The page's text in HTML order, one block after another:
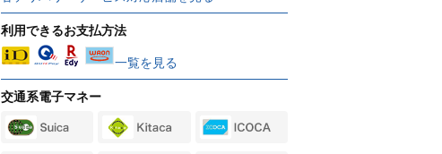
利用できるお支払方法
一覧を見る
交通系電子マネー